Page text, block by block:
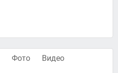
Фото Видео